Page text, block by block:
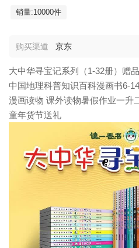
销量:10000件
购买渠道 京东
大中华寻宝记系列（1-32册）赠
中国地理科普知识百科漫画书6-
漫画读物 课外读物暑假作业一升
童年货节送礼